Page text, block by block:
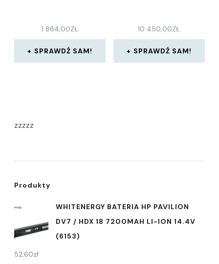
1 884,00ZŁ
SPRAWDŹ SAM!
10 450,00ZŁ
SPRAWDŹ SAM!
zzzzz
Produkty
WHITENERGY BATERIA HP PAVILION
DV7 / HDX 18 7200MAH LI-ION 14.4V
(6153)
52,60zł